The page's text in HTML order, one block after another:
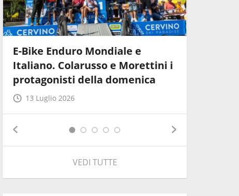
E-Bike Enduro Mondiale e
Italiano. Colarusso e Morettini i
protagonisti della domenica
13 Luglio 2026
VEDI TUTTE